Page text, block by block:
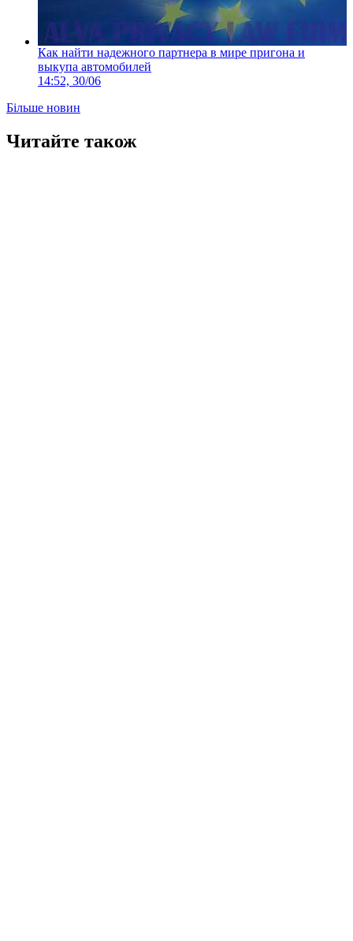
Как найти надежного партнера в мире пригона и
выкупа автомобилей
14:52, 30/06
Більше новин
Читайте також